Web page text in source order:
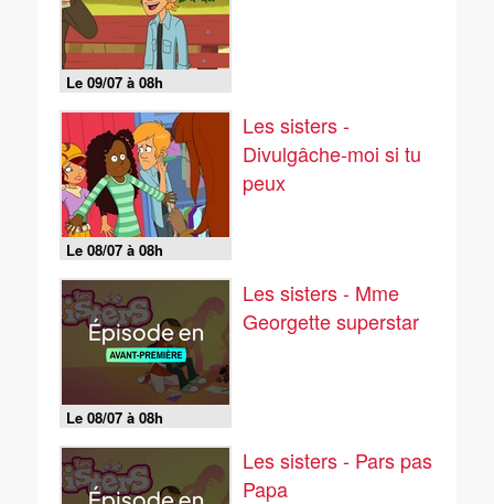
Le 09/07 à 08h
Le 08/07 à 08h
Les sisters -
Divulgâche-moi si tu
peux
Le 08/07 à 08h
Les sisters - Mme
Georgette superstar
Les sisters - Pars pas
Papa